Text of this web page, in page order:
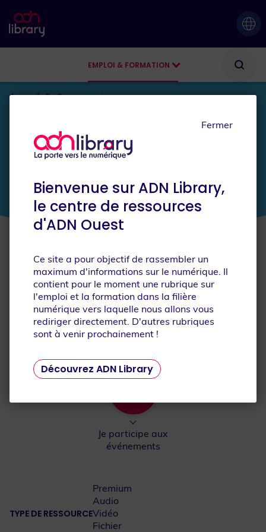
EMPLOI & FORMATION
AGENDA
Accueil En Reconversion
JE SUIS
Je découvre la filière
numérique
Je découvre les
métiers
Je me reconvertis Je m'inspire
Je participe aux
événements
TYPE DE RESSOURCE
Premium
Audio
Vidéo
Fichier
Fermer
Bienvenue sur ADN Library,
le centre de ressources
d'ADN Ouest
Ce site a pour objectif de rassembler un
maximum d'informations sur le numérique. Il
contient pour le moment une rubrique sur
l'emploi et la formation dans la filière
numérique vers laquelle nous allons vous
rediriger directement. D'autres rubriques
sont à venir prochainement !
Découvrez ADN Library